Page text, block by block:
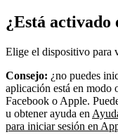
¿Está activado
Elige el dispositivo para
Consejo: ¿no puedes
aplicación está en modo
Facebook o Apple.
u obtener ayuda en
para iniciar sesión en